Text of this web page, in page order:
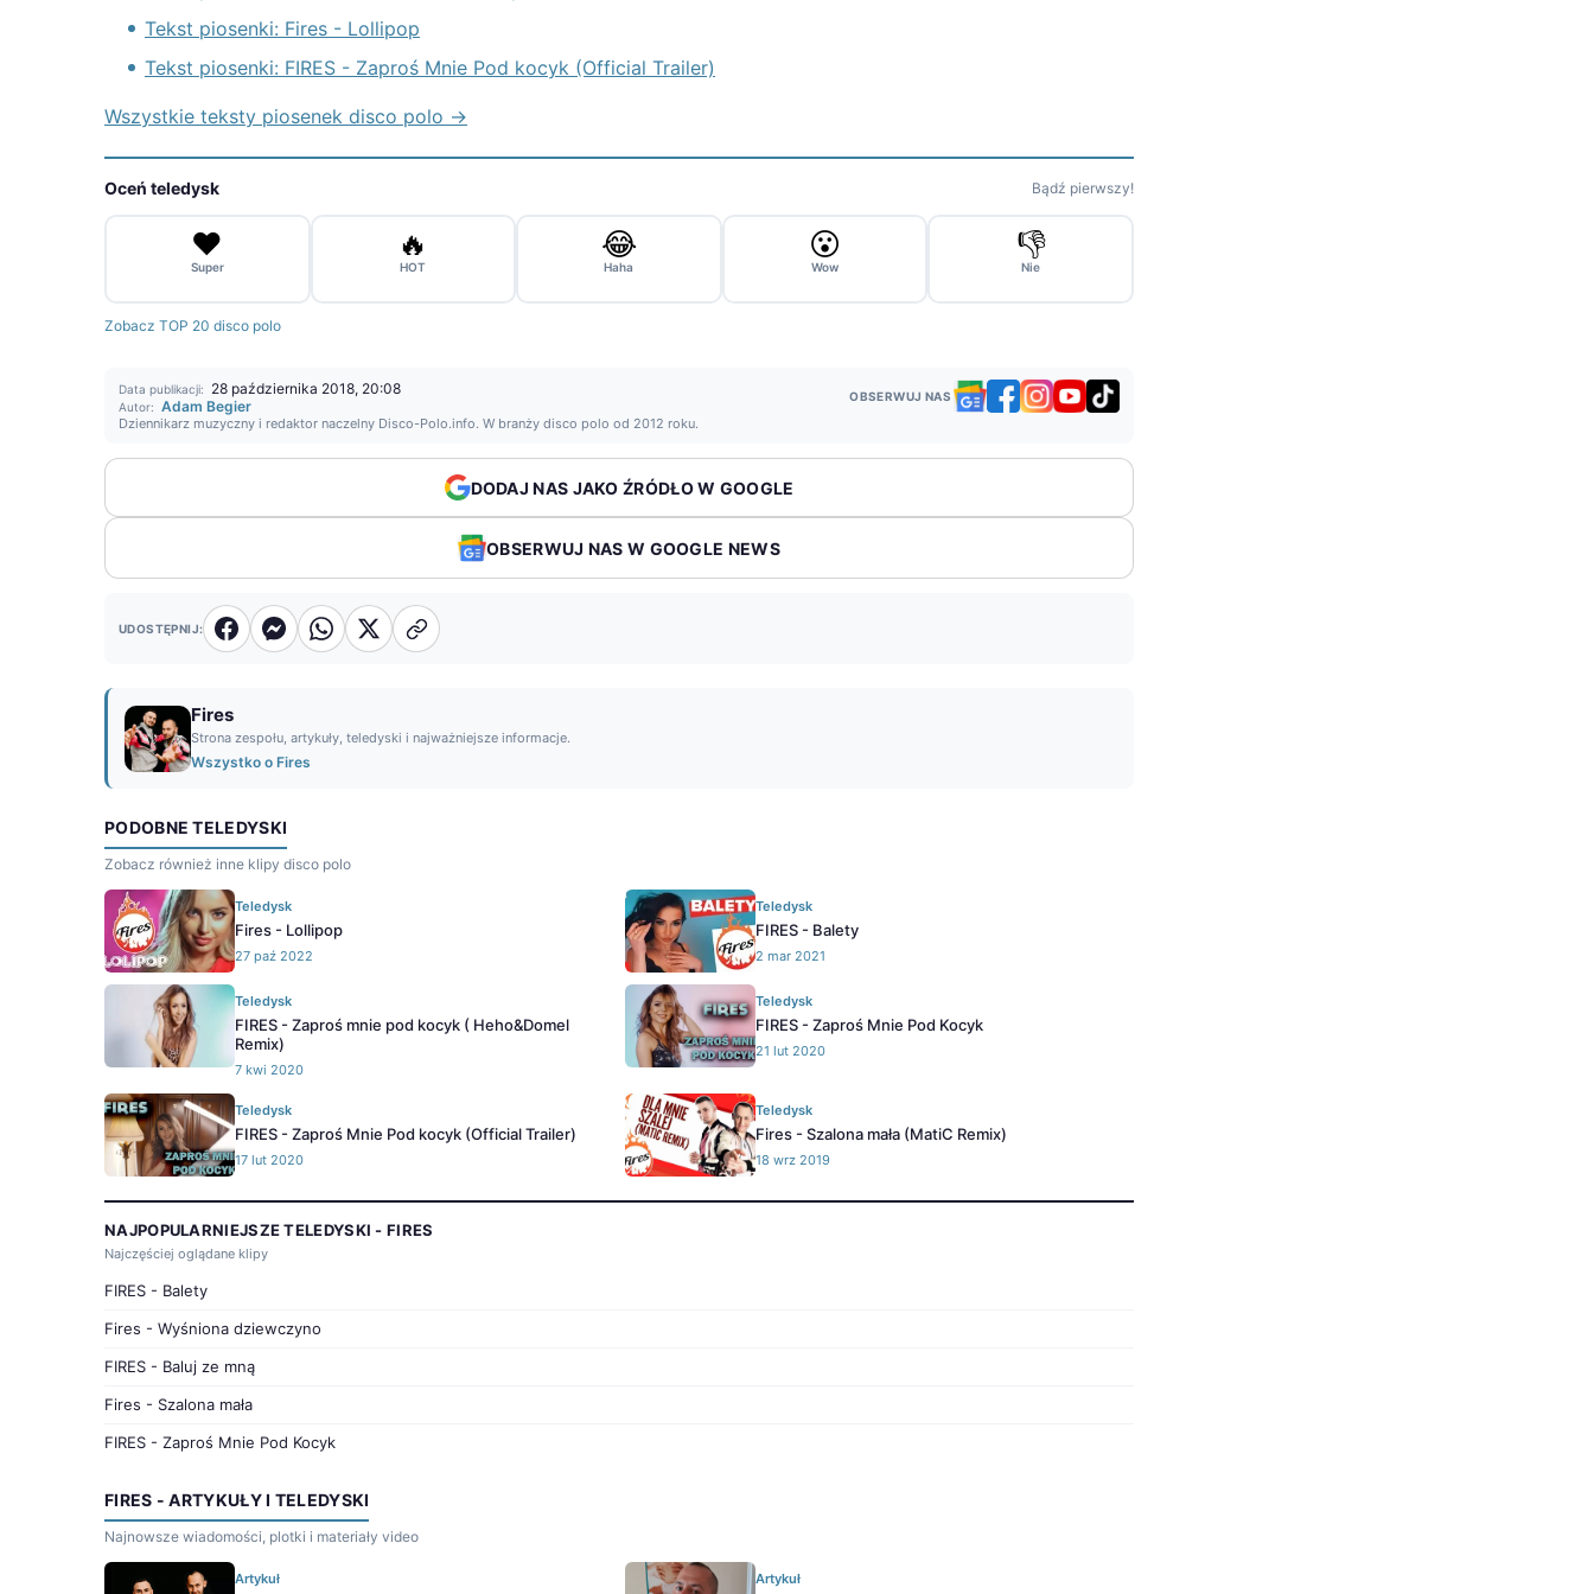
Tekst piosenki: Fires - Lollipop
Tekst piosenki: FIRES - Zaproś Mnie Pod kocyk (Official Trailer)
Wszystkie teksty piosenek disco polo →
Oceń teledysk Bądź pierwszy!
❤️
Super
🔥
HOT
😂
Haha
😮
Wow
👎
Nie
Zobacz TOP 20 disco polo
Data publikacji: 28 października 2018, 20:08
Autor: Adam Begier
Dziennikarz muzyczny i redaktor naczelny Disco-Polo.info. W branży disco polo od 2012 roku.
OBSERWUJ NAS
DODAJ NAS JAKO ŹRÓDŁO W GOOGLE
OBSERWUJ NAS W GOOGLE NEWS
UDOSTĘPNIJ:
Fires
Strona zespołu, artykuły, teledyski i najważniejsze informacje.
Wszystko o Fires
PODOBNE TELEDYSKI
Zobacz również inne klipy disco polo
Teledysk
Fires - Lollipop
27 paź 2022
Teledysk
FIRES - Balety
2 mar 2021
Teledysk
FIRES - Zaproś mnie pod kocyk ( Heho&Domel
Remix)
7 kwi 2020
Teledysk
FIRES - Zaproś Mnie Pod Kocyk
21 lut 2020
Teledysk
FIRES - Zaproś Mnie Pod kocyk (Official Trailer)
17 lut 2020
Teledysk
Fires - Szalona mała (MatiC Remix)
18 wrz 2019
NAJPOPULARNIEJSZE TELEDYSKI - FIRES
Najczęściej oglądane klipy
FIRES - Balety
Fires - Wyśniona dziewczyno
FIRES - Baluj ze mną
Fires - Szalona mała
FIRES - Zaproś Mnie Pod Kocyk
FIRES - ARTYKUŁY I TELEDYSKI
Najnowsze wiadomości, plotki i materiały video
Artykuł Artykuł